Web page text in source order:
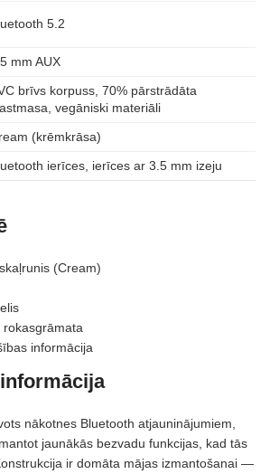
5.2
mm AUX
brīvs korpuss, 70% pārstrādāta
vegāniski materiāli
(krēmkrāsa)
ierīces, ierīces ar 3.5 mm izeju
(Cream)
informācija
nākotnes Bluetooth atjauninājumiem,
jaunākās bezvadu funkcijas, kad tās
ir domāta mājas izmantošanai —